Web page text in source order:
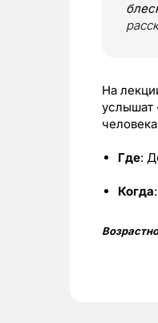
На
услышат
Где:
Когда